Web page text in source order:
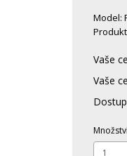
Model:
Vaše
Vaše